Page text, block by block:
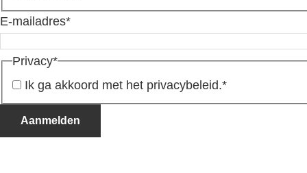
E-mailadres*
Privacy*
Ik ga akkoord met het privacybeleid.*
Aanmelden